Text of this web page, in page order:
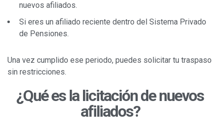
nuevos afiliados.
Si eres un afiliado reciente dentro del Sistema Privado
de Pensiones.
Una vez cumplido ese periodo, puedes solicitar tu traspaso
sin restricciones.
¿Qué es la licitación de nuevos
afiliados?